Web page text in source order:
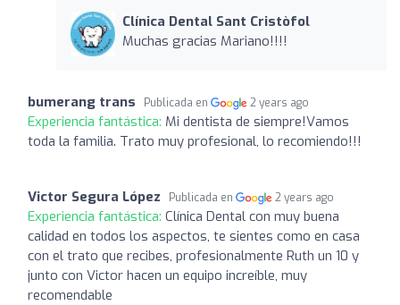
Clínica Dental Sant Cristòfol
Muchas gracias Mariano!!!!
bumerang trans Publicada en 2 years ago
Experiencia fantástica: Mi dentista de siempre!Vamos
toda la familia. Trato muy profesional, lo recomiendo!!!
Victor Segura López Publicada en 2 years ago
Experiencia fantástica: Clínica Dental con muy buena
calidad en todos los aspectos, te sientes como en casa
con el trato que recibes, profesionalmente Ruth un 10 y
junto con Victor hacen un equipo increíble, muy
recomendable